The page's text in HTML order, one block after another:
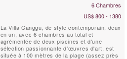
à la plage. C'est un lieu idéal pour que les...
6 Chambres
US$ 800 - 1380
La Villa Canggu, de style contemporain, deux
en un, avec 6 chambres au total et
agrémentée de deux piscines et d'une
sélection passionnante d'œuvres d'art, est
située à 100 mètres de la plage (assez près